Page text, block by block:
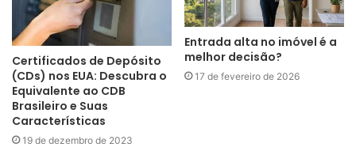
Certificados de Depósito
(CDs) nos EUA: Descubra o
Equivalente ao CDB
Brasileiro e Suas
Características
19 de dezembro de 2023
Entrada alta no imóvel é a
melhor decisão?
17 de fevereiro de 2026